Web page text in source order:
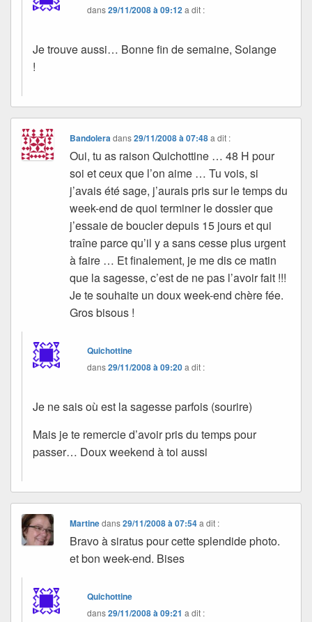
dans29/11/2008 à 09:12 a dit :
Je trouve aussi… Bonne fin de semaine, Solange
!
Bandolera dans29/11/2008 à 07:48 a dit :
Oui, tu as raison Quichottine … 48 H pour
soi et ceux que l’on aime … Tu vois, si
j’avais été sage, j’aurais pris sur le temps du
week-end de quoi terminer le dossier que
j’essaie de boucler depuis 15 jours et qui
traîne parce qu’il y a sans cesse plus urgent
à faire … Et finalement, je me dis ce matin
que la sagesse, c’est de ne pas l’avoir fait !!!
Je te souhaite un doux week-end chère fée.
Gros bisous !
Quichottine
dans29/11/2008 à 09:20a dit :
Je ne sais où est la sagesse parfois (sourire)
Mais je te remercie d’avoir pris du temps pour
passer… Doux weekend à toi aussi
Martinedans29/11/2008 à 07:54 a dit :
Bravo à siratus pour cette splendide photo.
et bon week-end. Bises
Quichottine
dans29/11/2008 à 09:21 a dit :